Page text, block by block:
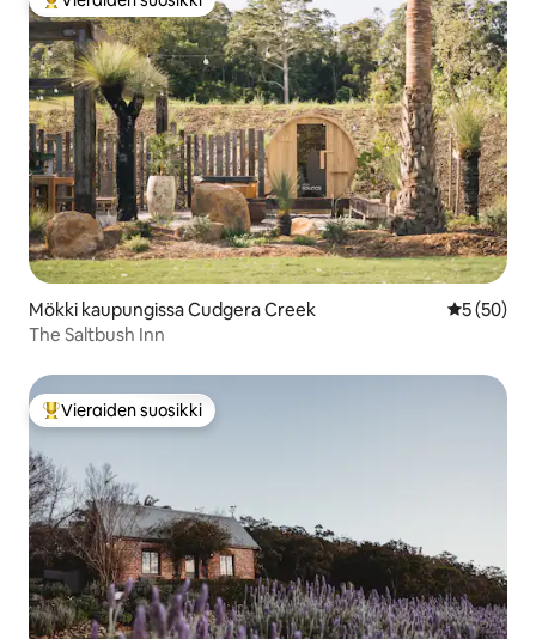
Vieraiden suosikkien parhaimmistoa
Mökki kaupungissa Cudgera Creek
5 (50)
The Saltbush Inn
Vieraiden suosikkien parhaimmistoa
Vieraiden suosikki